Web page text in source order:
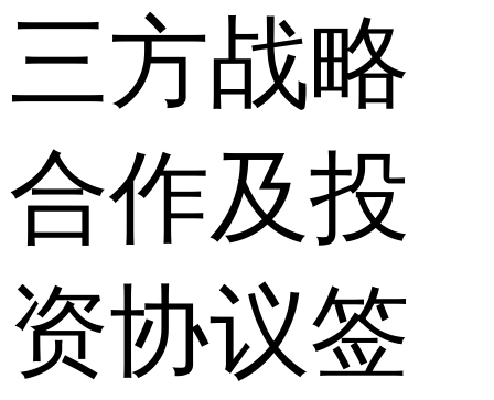
三方战略
合作及投
资协议签